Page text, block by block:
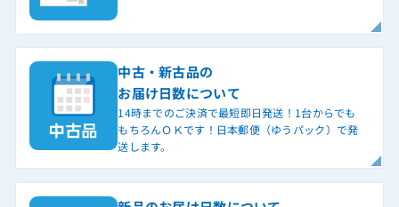
中古・新古品の
お届け日数について
14時までのご決済で最短即日発送！1台からでも
もちろんＯＫです！日本郵便（ゆうパック）で発
送します。